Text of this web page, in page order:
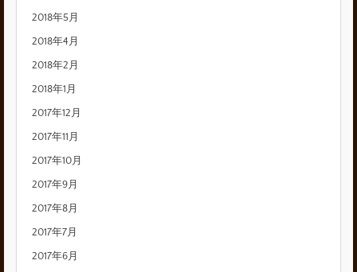
2018年5月
2018年4月
2018年2月
2018年1月
2017年12月
2017年11月
2017年10月
2017年9月
2017年8月
2017年7月
2017年6月